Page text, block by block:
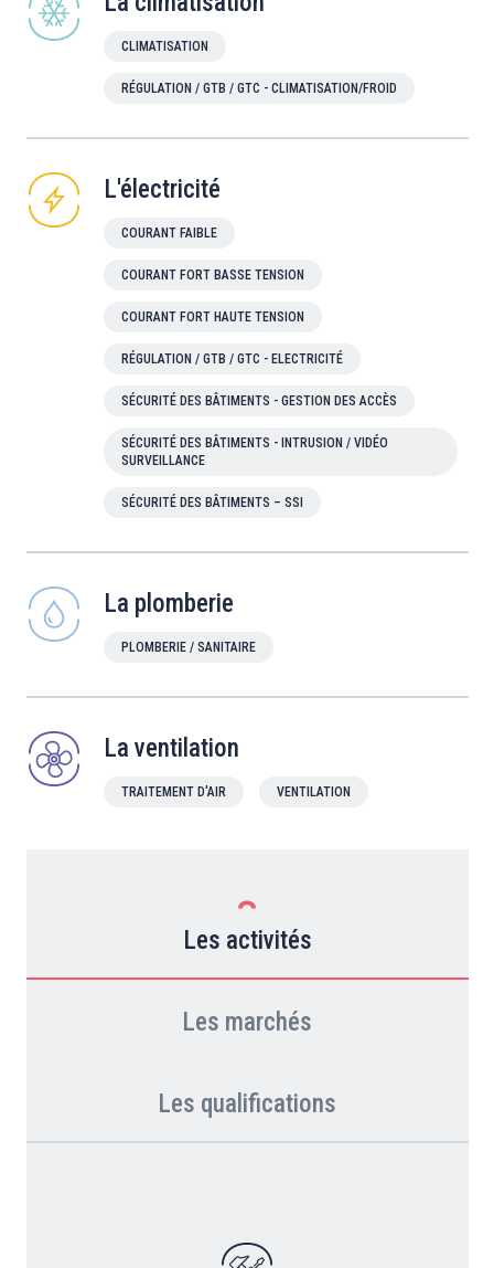
CLIMATISATION
RÉGULATION / GTB / GTC - CLIMATISATION/FROID
L'électricité
COURANT FAIBLE
COURANT FORT BASSE TENSION
COURANT FORT HAUTE TENSION
RÉGULATION / GTB / GTC - ELECTRICITÉ
SÉCURITÉ DES BÂTIMENTS - GESTION DES ACCÈS
SÉCURITÉ DES BÂTIMENTS - INTRUSION / VIDÉO
SURVEILLANCE
SÉCURITÉ DES BÂTIMENTS – SSI
La plomberie
PLOMBERIE / SANITAIRE
La ventilation
TRAITEMENT D'AIR VENTILATION
Les activités
Les marchés
Les qualifications